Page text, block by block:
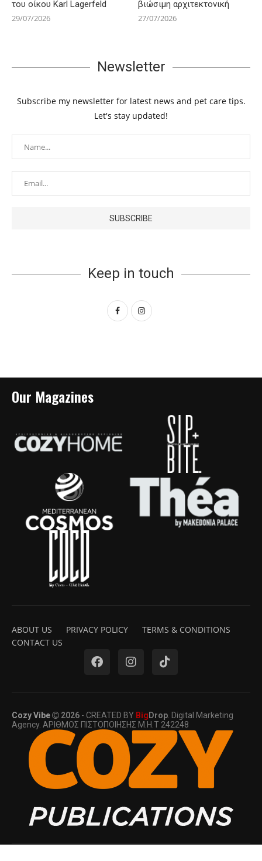
του οίκου Karl Lagerfeld
29/07/2026
βιώσιμη αρχιτεκτονική
27/07/2026
Newsletter
Subscribe my newsletter for latest news and pet care tips.
Let's stay updated!
Keep in touch
Our Magazines
ABOUT US PRIVACY POLICY
TERMS & CONDITIONS
CONTACT US
Cozy Vibe 2026 - CREATED BY Big Drop . Digital Marketing
Agency. ΑΡΙΘΜΟΣ ΠΙΣΤΟΠΟΙΗΣΗΣ Μ.Η.Τ 242248